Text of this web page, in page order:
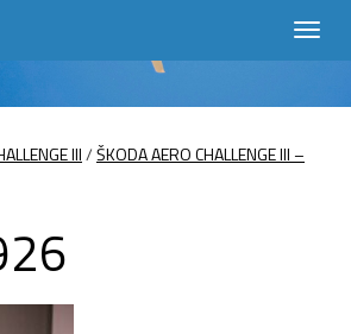
III/ŠKODA AERO CHALLENGE III –